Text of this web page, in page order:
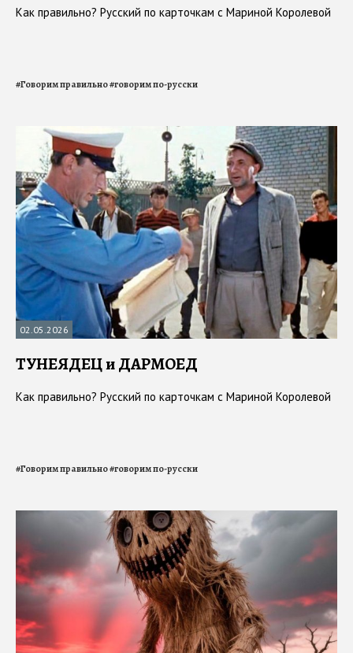
Как правильно? Русский по карточкам с Мариной Королевой
#Говорим правильно#говорим по-русски
02.05.2026
ТУНЕЯДЕЦ и ДАРМОЕД
Как правильно? Русский по карточкам с Мариной Королевой
#Говорим правильно#говорим по-русски